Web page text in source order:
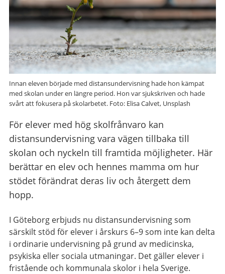
Innan eleven började med distansundervisning hade hon kämpat
med skolan under en längre period. Hon var sjukskriven och hade
svårt att fokusera på skolarbetet. Foto: Elisa Calvet, Unsplash
För elever med hög skolfrånvaro kan
distansundervisning vara vägen tillbaka till
skolan och nyckeln till framtida möjligheter. Här
berättar en elev och hennes mamma om hur
stödet förändrat deras liv och återgett dem
hopp.
I Göteborg erbjuds nu distansundervisning som
särskilt stöd för elever i årskurs 6–9 som inte kan delta
i ordinarie undervisning på grund av medicinska,
psykiska eller sociala utmaningar. Det gäller elever i
fristående och kommunala skolor i hela Sverige.